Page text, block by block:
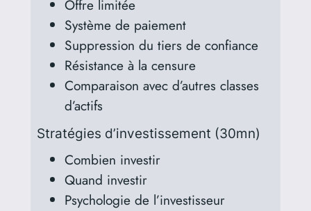
Offre limitée
Système de paiement
Suppression du tiers de confiance
Résistance à la censure
Comparaison avec d’autres classes
d’actifs
Stratégies d’investissement (30mn)
Combien investir
Quand investir
Psychologie de l’investisseur